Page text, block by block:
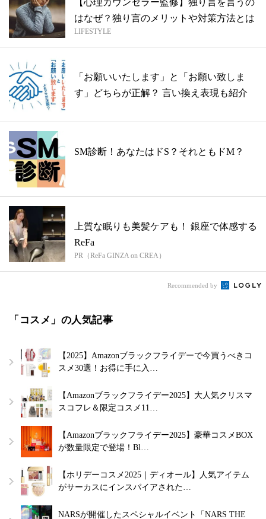
【心理カウンセラー監修】独り言を言うの
はなぜ？独り言のメリットや対策方法とは
LIFESTYLE
「お願いいたします」と「お願い致しま
す」どちらが正解？ 言い換え表現も紹介
SM診断！あなたはドS？それともドM？
上質な眠りも美髪ケアも！ 銀座で体感する
ReFa
PR（ReFa GINZA on CREA）
Recommended by
「コスメ」の人気記事
【2025】Amazonブラックフライデーで今買うべきコ
スメ30選！お得に手に入…
【Amazonブラックフライデー2025】大人気クリスマ
スコフレ＆限定コスメ11…
【Amazonブラックフライデー2025】豪華コスメBOX
が数量限定で登場！Bl…
【ホリデーコスメ2025｜ディオール】人気アイテム
がサーカスにインスパイアされた…
NARSが開催したスペシャルイベント「NARS THE